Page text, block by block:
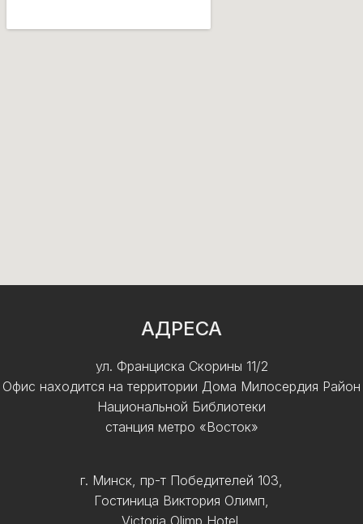
АДРЕСА
ул. Франциска Скорины 11/2
Офис находится на территории Дома Милосердия Район
Национальной Библиотеки
станция метро «Восток»
г. Минск, пр-т Победителей 103,
Гостиница Виктория Олимп,